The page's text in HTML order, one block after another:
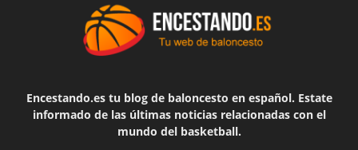
Encestando.es tu blog de baloncesto en español. Estate
informado de las últimas noticias relacionadas con el
mundo del basketball.